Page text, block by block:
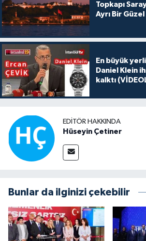
Topkapı
Ayrı Bir Güzel
En büyük
Daniel Klein
kalktı
EDITÖR HAKKINDA
Hüseyin Çetiner
Bunlar da ilginizi çekebilir